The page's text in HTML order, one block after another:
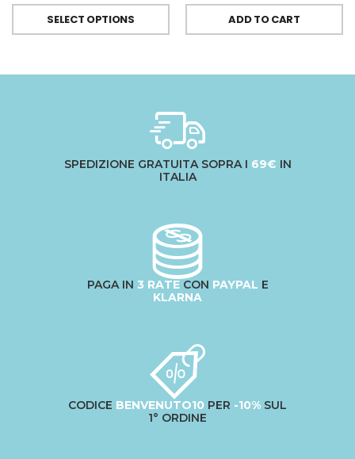
SELECT OPTIONS ADD TO CART
SPEDIZIONE GRATUITA SOPRA I 69€ IN
ITALIA
PAGA IN 3 RATECON PAYPAL E
KLARNA
CODICE BENVENUTO10 PER -10% SUL
1° ORDINE